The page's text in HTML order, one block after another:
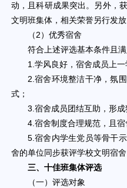
动，且科研成果突出。另外，
文明班集体，相关荣誉另行发放
（2）优秀宿舍
符合上述评选基本条件且满
1.学风良好，宿舍成员上
2.宿舍环境整洁干净，氛
式；
3.宿舍成员团结互助，形成
4.宿舍制度合理规范，且宿
5.宿舍内学生党员等骨干
舍的单位同步获评学校文明宿舍
三、十佳班集体评选
（一）评选对象